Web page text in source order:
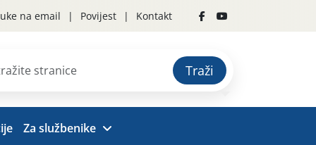
na email Povijest Kontakt
Traži
Za službenike